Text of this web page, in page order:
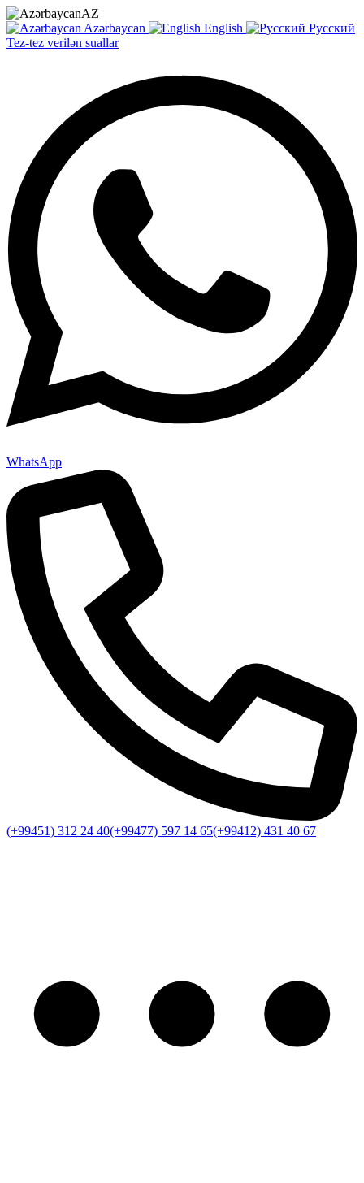
AZ
Azərbaycan
English
Русский
Tez-tez verilən suallar
WhatsApp
(+99451) 312 24 40(+99477) 597 14 65(+99412) 431 40 67